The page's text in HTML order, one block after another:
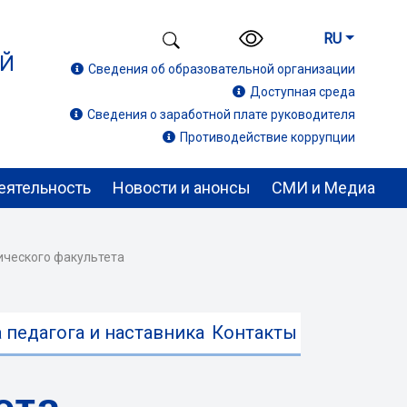
RU
Сведения об образовательной организации
Доступная среда
Сведения о заработной плате руководителя
Противодействие коррупции
Новости и анонсы СМИ и Медиа
факультета
и наставника Контакты